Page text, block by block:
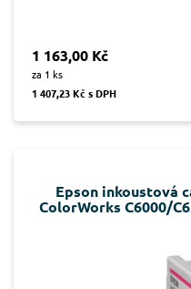
1 163,00 Kč
za 1 ks
1 407,23 Kč s DPH
Epson inkoustová
ColorWorks C6000/